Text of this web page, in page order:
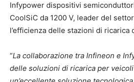
Infypower dispositivi
CoolSiC da 1200 V, leader del
l’efficienza delle stazioni di
“La collaborazione tra Infineon e
delle soluzioni di ricarica per